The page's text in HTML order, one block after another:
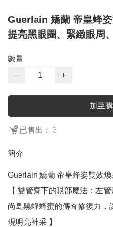
Guerlain 嬌蘭 帝皇蜂姿
提亮黑眼圈、緊緻眼周
數量
−
+
加至
已售出： 3
簡介
Guerlain 嬌蘭 帝皇蜂姿雙效
【 雙管齊下的眼部魔法：左
尚島黑蜂蜂蜜的傳奇修復力
現明亮神采 】